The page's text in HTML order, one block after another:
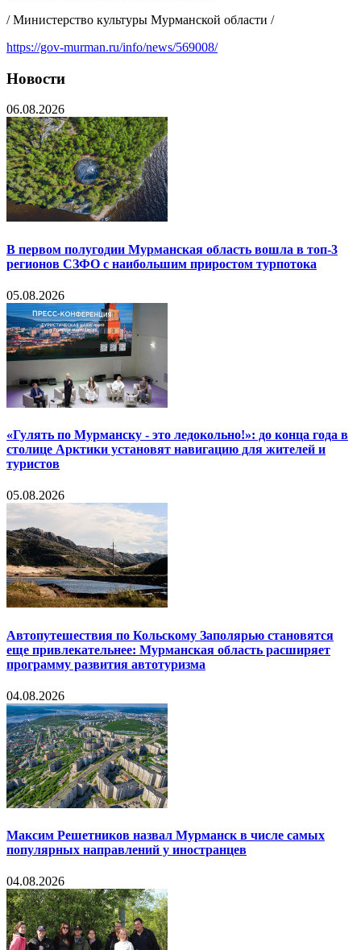
/ Министерство культуры Мурманской области /
https://gov-murman.ru/info/news/569008/
Новости
06.08.2026
В первом полугодии Мурманская область вошла в топ-3
регионов СЗФО с наибольшим приростом турпотока
05.08.2026
«Гулять по Мурманску - это ледокольно!»: до конца года в
столице Арктики установят навигацию для жителей и
туристов
05.08.2026
Автопутешествия по Кольскому Заполярью становятся
еще привлекательнее: Мурманская область расширяет
программу развития автотуризма
04.08.2026
Максим Решетников назвал Мурманск в числе самых
популярных направлений у иностранцев
04.08.2026